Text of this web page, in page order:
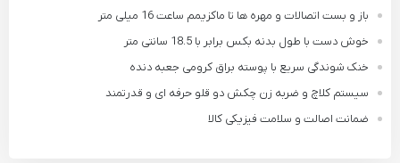
باز و بست اتصالات و مهره ها تا ماکزیمم ساعت 16 میلی متر
خوش دست با طول بدنه بکس برابر با 18.5 سانتی متر
خنک شوندگی سریع با پوسته براق کرومی جعبه دنده
سیستم کلاچ و ضربه زن چکش دو قلو حرفه ای و قدرتمند
ضمانت اصالت و سلامت فیزیکی کالا